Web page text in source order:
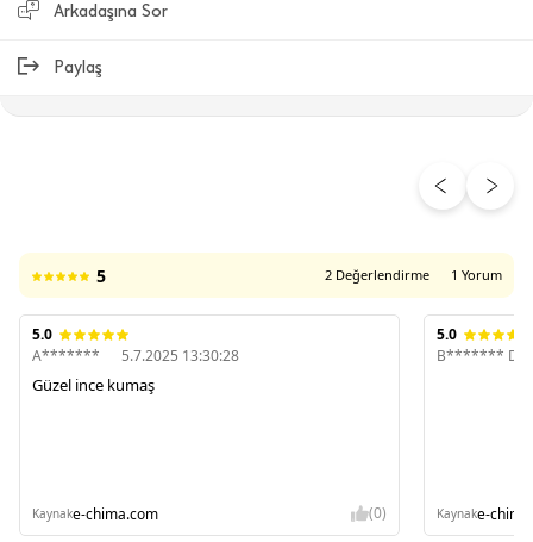
Arkadaşına Sor
Paylaş
5 2 Değerlendirme 1 Yorum
5.0
A*******
5.7.2025 13:30:28
Güzel ince kumaş
Kaynake-chima.com (0)
5.0
B*******
Kaynake-